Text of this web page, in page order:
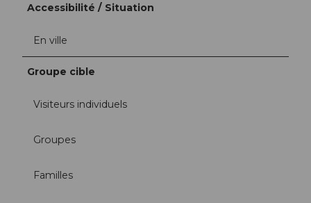
Accessibilité / Situation
En ville
Groupe cible
Visiteurs individuels
Groupes
Familles